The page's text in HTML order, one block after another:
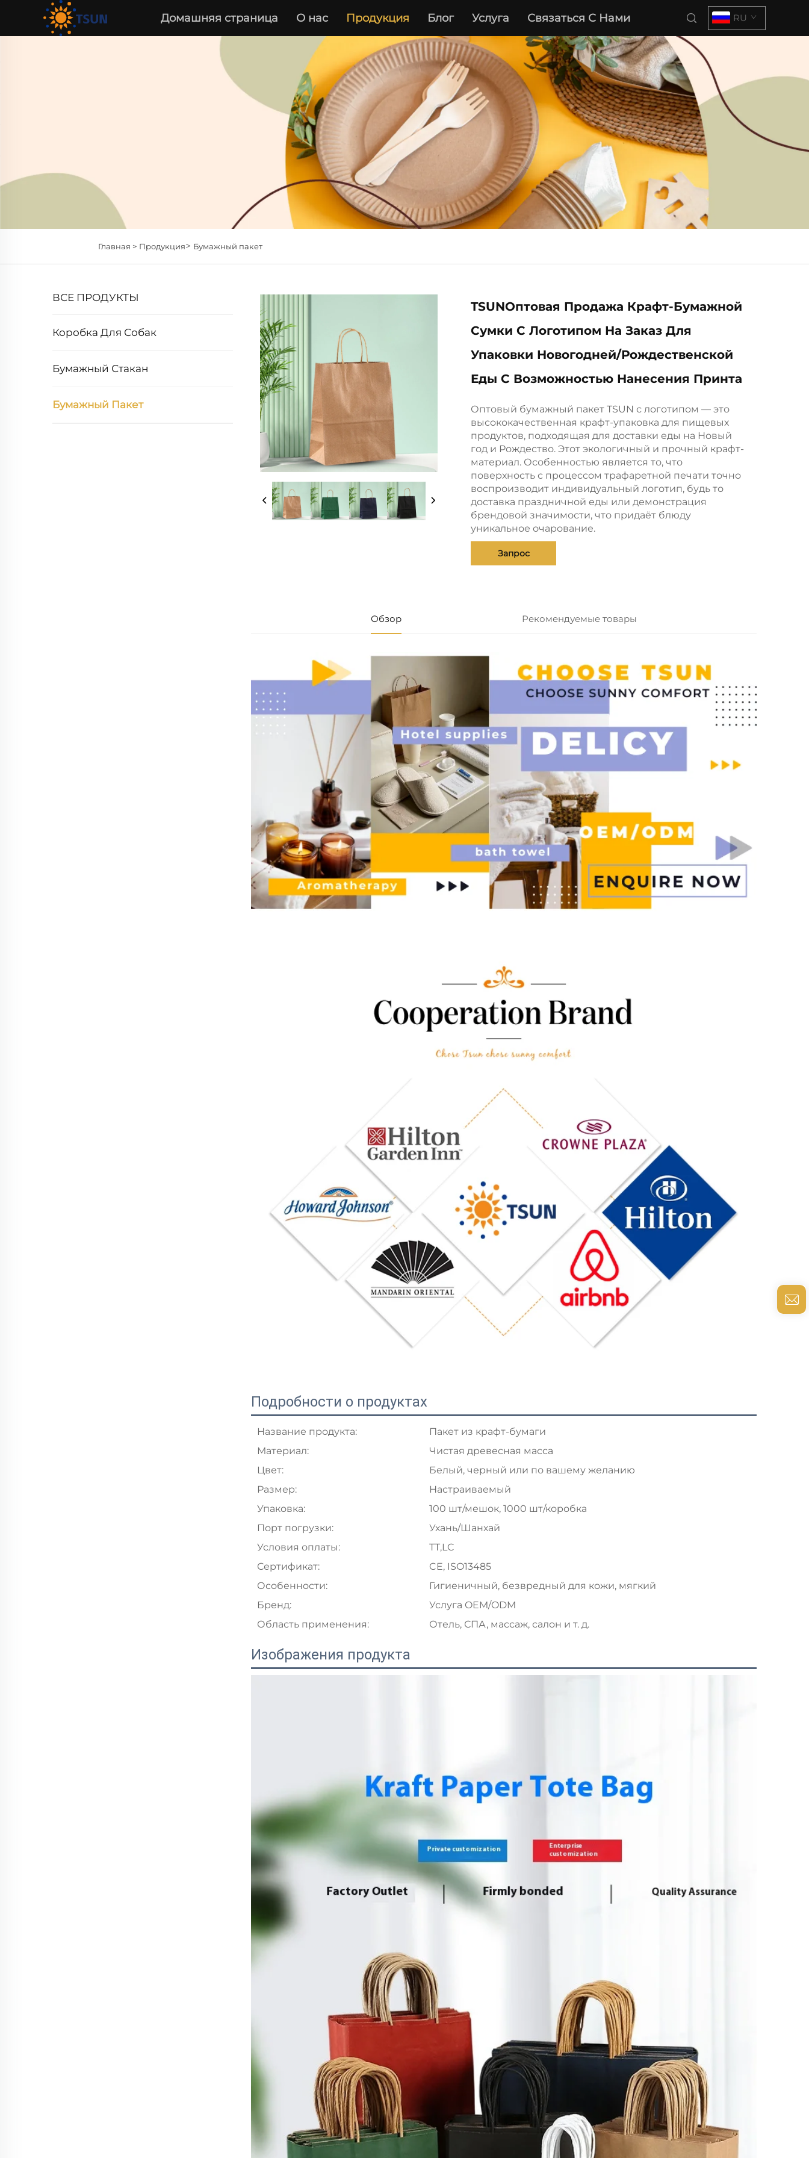
Домашняя страница О нас Продукция Блог Услуга Связаться С Нами RU
Главная > Продукция> Бумажный пакет
ВСЕ ПРОДУКТЫ
Коробка Для Собак
Бумажный Стакан
Бумажный Пакет
TSUNОптовая Продажа Крафт-Бумажной
Сумки С Логотипом На Заказ Для
Упаковки Новогодней/рождественской
Еды С Возможностью Нанесения Принта
Оптовый бумажный пакет TSUN с логотипом — это
высококачественная крафт-упаковка для пищевых
продуктов, подходящая для доставки еды на Новый
год и Рождество. Этот экологичный и прочный крафт-
материал. Особенностью является то, что
поверхность с процессом трафаретной печати точно
воспроизводит индивидуальный логотип, будь то
доставка праздничной еды или демонстрация
брендовой значимости, что придаёт блюду
уникальное очарование.
Запрос
Обзор Рекомендуемые товары
Подробности о продуктах
Название продукта:
Пакет из крафт-бумаги
Материал:
Чистая древесная масса
Цвет:
Белый, черный или по вашему желанию
Размер:
Настраиваемый
Упаковка:
100 шт/мешок, 1000 шт/коробка
Порт погрузки:
Ухань/Шанхай
Условия оплаты:
TT,LC
Сертификат:
CE, ISO13485
Особенности:
Гигиеничный, безвредный для кожи, мягкий
Бренд:
Услуга OEM/ODM
Область применения:
Отель, СПА, массаж, салон и т. д.
Изображения продукта